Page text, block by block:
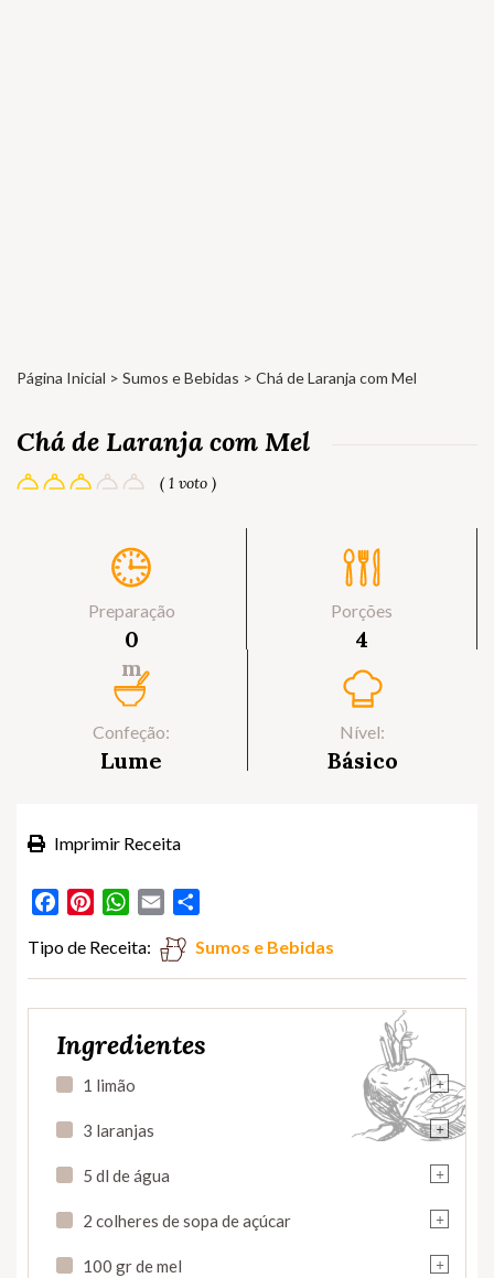
Página Inicial > Sumos e Bebidas > Chá de Laranja com Mel
Chá de Laranja com Mel
( 1 voto )
Preparação
0
m
Porções
4
Confeção:
Lume
Nível:
Básico
Imprimir Receita
FacebookPinterestWhatsApp
Email
Tipo de Receita: Sumos e Bebidas
Ingredientes
+
1 limão
+
3 laranjas
+
5 dl de água
+
2 colheres de sopa de açúcar
+
100 gr de mel